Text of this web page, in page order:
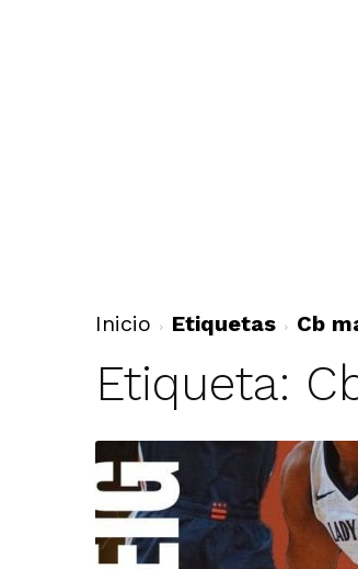
Inicio Etiquetas Cb
Etiqueta: